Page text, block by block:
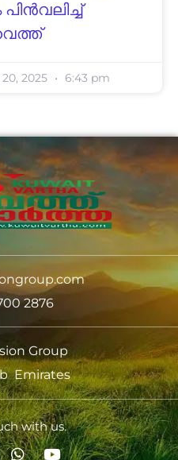
2025 6:43 pm
2876
Group
Emirates
with us.